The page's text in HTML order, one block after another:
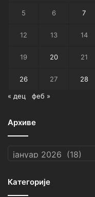
5 6 7
12 13 14
19 20 21
26 27 28
« дец феб »
Архиве
Архиве
Категорије